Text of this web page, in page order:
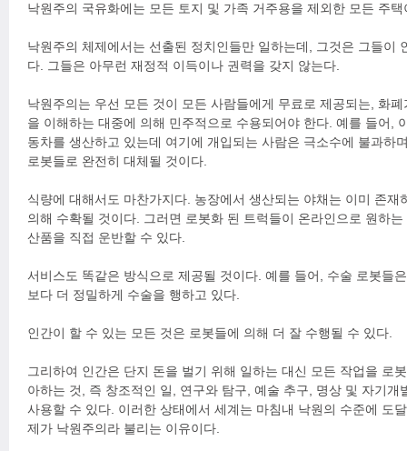
낙원주의 국유화에는 모든 토지 및 가족 거주용을 제외한 모든 주
낙원주의 체제에서는 선출된 정치인들만 일하는데, 그것은 그들이
다. 그들은 아무런 재정적 이득이나 권력을 갖지 않는다.
낙원주의는 우선 모든 것이 모든 사람들에게 무료로 제공되는, 화
을 이해하는 대중에 의해 민주적으로 수용되어야 한다. 예를 들어,
동차를 생산하고 있는데 여기에 개입되는 사람은 극소수에 불과하
로봇들로 완전히 대체될 것이다.
식량에 대해서도 마찬가지다. 농장에서 생산되는 야채는 이미 존재
의해 수확될 것이다. 그러면 로봇화 된 트럭들이 온라인으로 원하
산품을 직접 운반할 수 있다.
서비스도 똑같은 방식으로 제공될 것이다. 예를 들어, 수술 로봇들
보다 더 정밀하게 수술을 행하고 있다.
인간이 할 수 있는 모든 것은 로봇들에 의해 더 잘 수행될 수 있다.
그리하여 인간은 단지 돈을 벌기 위해 일하는 대신 모든 작업을 로
아하는 것, 즉 창조적인 일, 연구와 탐구, 예술 추구, 명상 및 자기개
사용할 수 있다. 이러한 상태에서 세계는 마침내 낙원의 수준에 도
제가 낙원주의라 불리는 이유이다.